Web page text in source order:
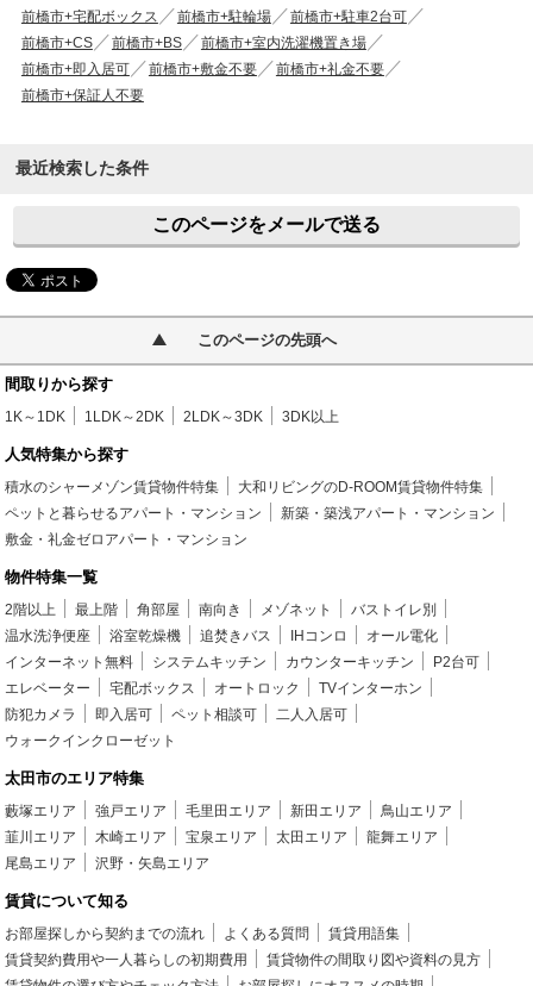
前橋市+宅配ボックス
前橋市+駐輪場
前橋市+駐車2台可
前橋市+CS
前橋市+BS
前橋市+室内洗濯機置き場
前橋市+即入居可
前橋市+敷金不要
前橋市+礼金不要
前橋市+保証人不要
最近検索した条件
このページをメールで送る
このページの先頭へ
間取りから探す
1K～1DK 1LDK～2DK 2LDK～3DK 3DK以上
人気特集から探す
積水のシャーメゾン賃貸物件特集
大和リビングのD-ROOM賃貸物件特集
ペットと暮らせるアパート・マンション
新築・築浅アパート・マンション
敷金・礼金ゼロアパート・マンション
物件特集一覧
2階以上 最上階 角部屋 南向き メゾネット
バストイレ別
温水洗浄便座
浴室乾燥機 追焚きバス IHコンロ
オール電化
インターネット無料
システムキッチン カウンターキッチン
P2台可
エレベーター
宅配ボックス オートロック
TVインターホン
防犯カメラ
即入居可 ペット相談可
二人入居可
ウォークインクローゼット
太田市のエリア特集
藪塚エリア 強戸エリア 毛里田エリア 新田エリア
鳥山エリア
韮川エリア
木崎エリア 宝泉エリア 太田エリア
龍舞エリア
尾島エリア
沢野・矢島エリア
賃貸について知る
お部屋探しから契約までの流れ よくある質問
賃貸用語集
賃貸契約費用や一人暮らしの初期費用
賃貸物件の間取り図や資料の見方